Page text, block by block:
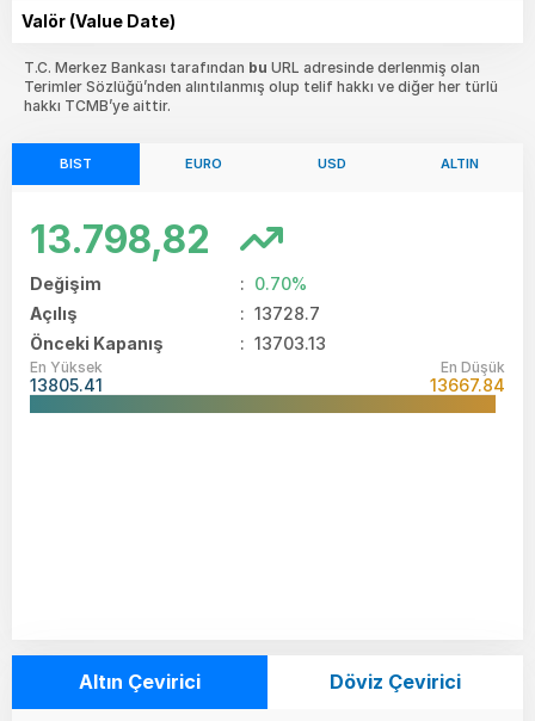
Valör (Value Date)
T.C. Merkez Bankası tarafından bu URL adresinde derlenmiş olan
Terimler Sözlüğü’nden alıntılanmış olup telif hakkı ve diğer her türlü
hakkı TCMB’ye aittir.
BIST EURO USD ALTIN
13.798,82
Değişim : 0.70%
Açılış
: 13728.7
Önceki Kapanış
: 13703.13
En Yüksek
13805.41
En Düşük
13667.84
Altın Çevirici Döviz Çevirici